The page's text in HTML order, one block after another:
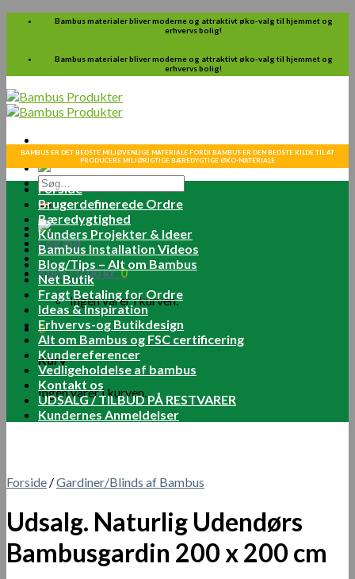
Skip
Bambus materialer bliver moderne og attraktivt øko-valg til hjemmet og
erhvervs bolig!
Bambus materialer bliver moderne og attraktivt øko-valg til hjemmet og
erhvervs bolig!
Søg
efter:
Log ind
Kurv /0.00kr.0
Ingen varer i kurven.
0
Kurv
Ingen varer i kurven.
BAMBUS ER DET BEDSTE MILJØVENLIGE MATERIALE FORDI BAMBUS ER DEN BEDSTE KILDE TIL AT
PRODUCERE MILJØRIGTIGE BÆREDYGTIGE ØKO-MATERIALE
Forside
Brugerdefinerede Ordre
Bæredygtighed
Kunders Projekter & Ideer
Bambus Installation Videos
Blog/Tips – Alt om Bambus
Net Butik
Fragt Betaling for Ordre
Ideas & Inspiration
Erhvervs-og Butikdesign
Alt om Bambus og FSC certificering
Kundereferencer
Vedligeholdelse af bambus
Kontakt os
UDSALG / TILBUD PÅ RESTVARER
Kundernes Anmeldelser
Forside /Gardiner/Blinds af Bambus
Udsalg. Naturlig Udendørs
Bambusgardin 200 x 200 cm